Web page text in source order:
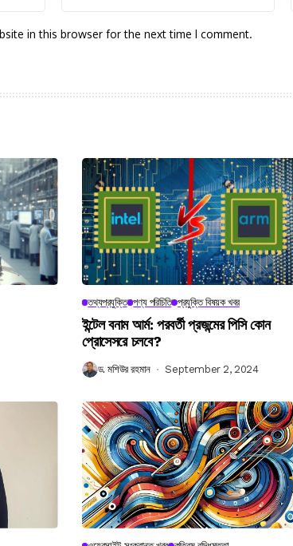
in this browser for the next time I comment.
তথ্যপ্রযুক্তি পণ্য পরিচিতি প্রযুক্তি বিষয়ক খবর
ইন্টেল বনাম আর্ম: পরবর্তী প্রজন্মের পিসি কোন
প্রোসেসরে চলবে?
ড. মশিউর রহমান September 2, 2024